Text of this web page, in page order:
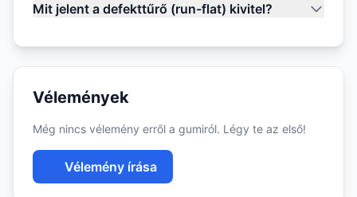
Mit jelent a defekttűrő (run-flat) kivitel?
Vélemények
Még nincs vélemény erről a gumiról. Légy te az első!
Vélemény írása